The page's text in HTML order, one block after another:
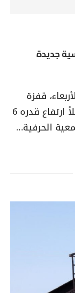
جديدة
قفزة
ملحوظة في السوق المحلية، مسجلاً ارتفاع قدره 6
الحرفية…